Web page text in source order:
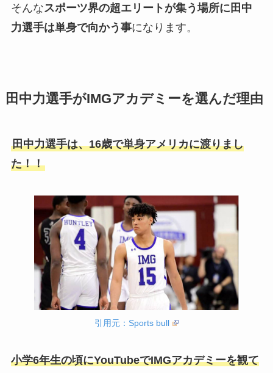
そんなスポーツ界の超エリートが集う場所に田中
力選手は単身で向かう事になります。
田中力選手がIMGアカデミーを選んだ理由
田中力選手は、16歳で単身アメリカに渡りまし
た！！
引用元：Sports bull
小学6年生の頃にYouTubeでIMGアカデミーを観て